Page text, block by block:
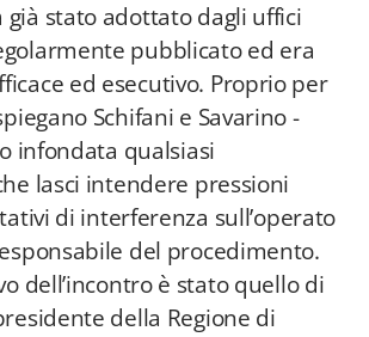
già stato adottato dagli uffici
pubblicato ed era
ed esecutivo. Proprio per
Schifani e Savarino -
infondata qualsiasi
lasci intendere pressioni
di interferenza sull’operato
del procedimento.
dell’incontro è stato quello di
della Regione di